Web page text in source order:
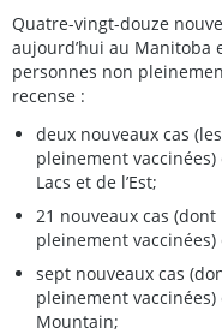
Quatre-vingt-douze
aujourd’hui au Manitoba
personnes non
recense :
deux nouveaux cas
pleinement
Lacs et de l’Est;
21 nouveaux cas
pleinement
sept nouveaux cas
pleinement
Mountain;